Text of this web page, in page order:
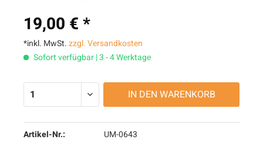
19,00 € *
*inkl. MwSt.zzgl. Versandkosten
Sofort verfügbar | 3 - 4 Werktage
IN DEN WARENKORB
Artikel-Nr.:
UM-0643